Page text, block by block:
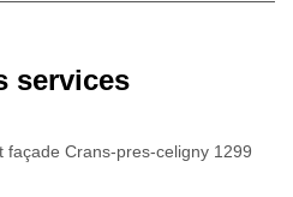
services
Crans-pres-celigny 1299